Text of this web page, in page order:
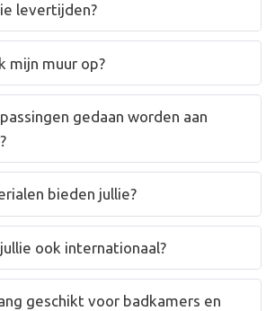
levertijden?
mijn muur op?
gedaan worden aan
bieden jullie?
ook internationaal?
geschikt voor badkamers en